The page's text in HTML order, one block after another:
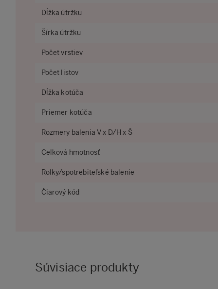
Dĺžka útržku
Šírka útržku
Počet vrstiev
Počet listov
Dĺžka kotúča
Priemer kotúča
Rozmery balenia V x D/H x Š
Celková hmotnosť
Rolky/spotrebiteľské balenie
Čiarový kód
Súvisiace produkty